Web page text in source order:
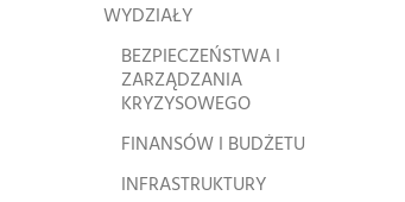
WYDZIAŁY
BEZPIECZEŃSTWA I
ZARZĄDZANIA
KRYZYSOWEGO
FINANSÓW I BUDŻETU
INFRASTRUKTURY